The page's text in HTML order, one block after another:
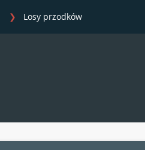
Losy przodków